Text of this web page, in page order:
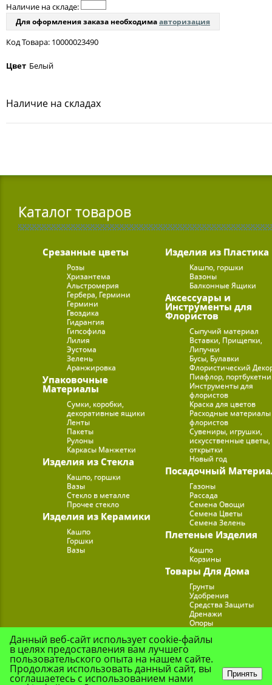
Наличие на складе:
Для оформления заказа необходимаавторизация
Код Товара: 10000023490
Цвет Белый
Наличие на складах
Каталог товаров
Срезанные цветы
Розы
Хризантема
Альстромерия
Гербера, Гермини
Гермини
Гвоздика
Гидрангия
Гипсофила
Лилия
Эустома
Зелень
Аранжировка
Упаковочные
Материалы
Сумки, коробки,
декоративные ящики
Ленты
Пакеты
Рулоны
Каркасы Манжетки
Изделия из Стекла
Кашпо, горшки
Вазы
Стекло в металле
Прочее стекло
Изделия из Керамики
Кашпо
Горшки
Вазы
Изделия из Пластика
Кашпо, горшки
Вазоны
Балконные Ящики
Аксессуары и
Инструменты для
Флористов
Сыпучий материал
Вставки, Прищепки,
Липучки
Бусы, Булавки
Флористический
Пиафлор,
Инструменты для
флористов
Краска для цветов
Расходные
флористов
Сувениры, игрушки,
искусственные цветы,
открытки
Новый год
Посадочный
Газоны
Рассада
Семена Овощи
Семена Цветы
Семена Зелень
Плетеные Изделия
Кашпо
Корзины
Товары Для Дома
Грунты
Удобрения
Средства Защиты
Дренажи
Опоры
Подставки для Цветов
Данный веб-сайт использует cookie-файлы
в целях предоставления вам лучшего
пользовательского опыта на нашем сайте.
Продолжая использовать данный сайт, вы
соглашаетесь с использованием нами Принять